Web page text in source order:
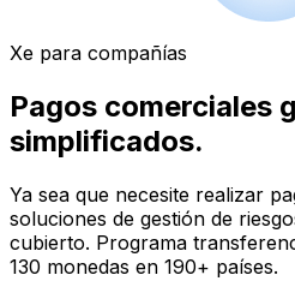
Xe para compañías
Pagos comerciales
simplificados.
Ya sea que necesite realizar
soluciones de gestión de
cubierto. Programa
130 monedas en 190+ países.